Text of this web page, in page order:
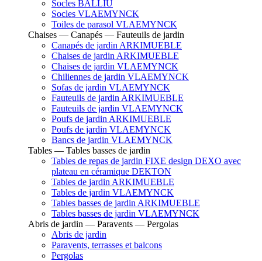
Socles BALLIU
Socles VLAEMYNCK
Toiles de parasol VLAEMYNCK
Chaises — Canapés — Fauteuils de jardin
Canapés de jardin ARKIMUEBLE
Chaises de jardin ARKIMUEBLE
Chaises de jardin VLAEMYNCK
Chiliennes de jardin VLAEMYNCK
Sofas de jardin VLAEMYNCK
Fauteuils de jardin ARKIMUEBLE
Fauteuils de jardin VLAEMYNCK
Poufs de jardin ARKIMUEBLE
Poufs de jardin VLAEMYNCK
Bancs de jardin VLAEMYNCK
Tables — Tables basses de jardin
Tables de repas de jardin FIXE design DEXO avec
plateau en céramique DEKTON
Tables de jardin ARKIMUEBLE
Tables de jardin VLAEMYNCK
Tables basses de jardin ARKIMUEBLE
Tables basses de jardin VLAEMYNCK
Abris de jardin — Paravents — Pergolas
Abris de jardin
Paravents, terrasses et balcons
Pergolas